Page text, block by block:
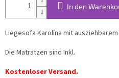
In den
Liegesofa Karolína mit
Die Matratzen sind Inkl.
Kostenloser Versand.